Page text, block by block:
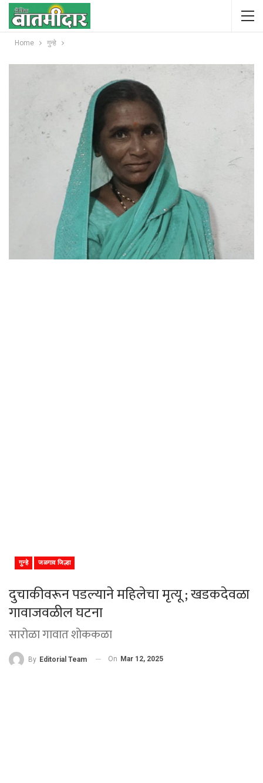
Home गुन्हे
गुन्हे जळगाव जिल्हा
दुचाकीवरून पडल्याने महिलेचा मृत्यू ; खडकदेवळा
गावाजवळील घटना
सारोळा गावात शोककळा
By Editorial Team On Mar 12, 2025